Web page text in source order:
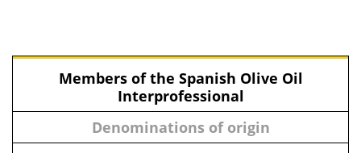
Members of the Spanish Olive Oil
Interprofessional
Denominations of origin